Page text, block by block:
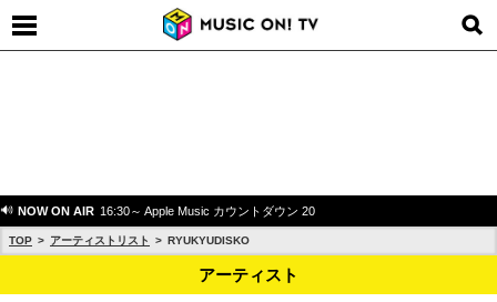
NOW ON AIR 16:30～ Apple Music カウントダウン 20
TOP アーティストリスト RYUKYUDISKO
アーティスト